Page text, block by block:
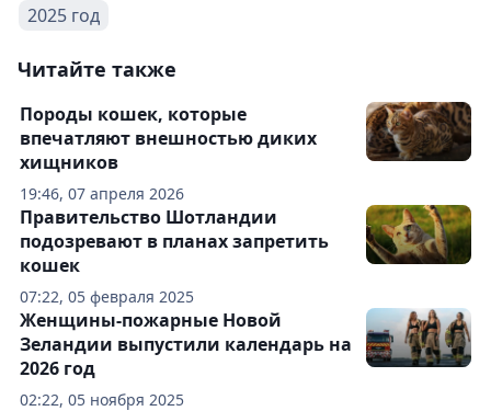
2025 год
Читайте также
19:46, 07 апреля 2026
Породы кошек, которые
впечатляют внешностью диких
хищников
07:22, 05 февраля 2025
Правительство Шотландии
подозревают в планах запретить
кошек
02:22, 05 ноября 2025
Женщины-пожарные Новой
Зеландии выпустили календарь на
2026 год